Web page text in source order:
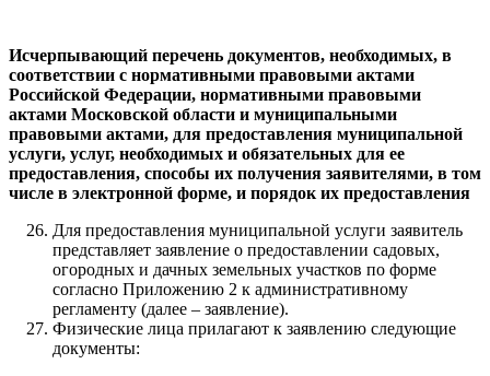
Исчерпывающий перечень документов, необходимых, в
соответствии с нормативными правовыми актами
Российской Федерации, нормативными правовыми
актами Московской области и муниципальными
правовыми актами, для предоставления муниципальной
услуги, услуг, необходимых и обязательных для ее
предоставления, способы их получения заявителями, в том
числе в электронной форме, и порядок их предоставления
Для предоставления муниципальной услуги заявитель
представляет заявление о предоставлении садовых,
огородных и дачных земельных участков по форме
согласно Приложению 2 к административному
регламенту (далее – заявление).
Физические лица прилагают к заявлению следующие
документы: